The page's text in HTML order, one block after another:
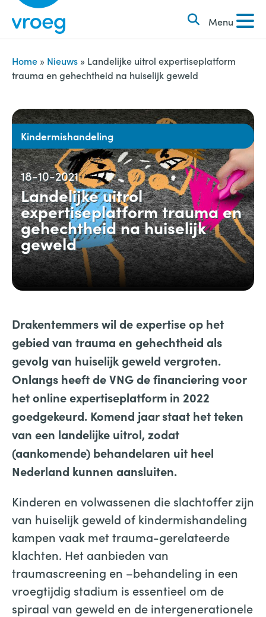
i
Menu
k
e
n
n
a
r
:
Home » Nieuws » Landelijke uitrol expertiseplatform
trauma en gehechtheid na huiselijk geweld
Kindermishandeling
18-10-2021
Landelijke uitrol
expertiseplatform trauma en
gehechtheid na huiselijk
geweld
Drakentemmers wil de expertise op het
gebied van trauma en gehechtheid als
gevolg van huiselijk geweld vergroten.
Onlangs heeft de VNGde financiering voor
het online expertiseplatform in 2022
goedgekeurd. Komend jaar staat het teken
van een landelijke uitrol, zodat
(aankomende) behandelaren uit heel
Nederland kunnen aansluiten.
Kinderen en volwassenen die slachtoffer zijn
van huiselijk geweld of kindermishandeling
kampen vaak met trauma-gerelateerde
klachten. Het aanbieden van
traumascreening en –behandeling in een
vroegtijdig stadium is essentieel om de
spiraal van geweld en de intergenerationele